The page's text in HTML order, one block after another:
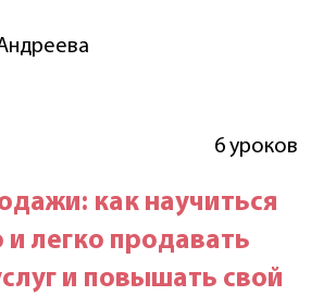
6 уроков
как научиться
и легко продавать
и повышать свой